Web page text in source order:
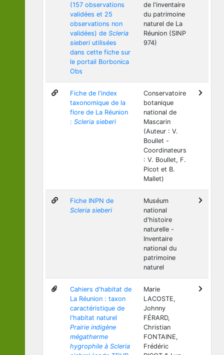
(157 observations
validées et 25
observations non
validées) de Scleria
sieberi utilisées
dans cette fiche sur
le portail Borbonica
Obs
de l'inventaire
du patrimoine
naturel de La
Réunion (SINP
974)
Fiche de l'index
taxonomique de la
flore de La Réunion
: Scleria sieberi
Conservatoire
botanique
national de
Mascarin
(Auteur : V.
Boullet -
Coordinateurs
: V. Boullet, F.
Picot et B.
Mallet)
Fiche INPN de
Scleria sieberi
Muséum
national
d'histoire
naturelle -
Inventaire
national du
patrimoine
naturel
Cahiers d'habitat de
La Réunion : taxon
caractéristique de
l'habitat naturel
Prairie indigène
mégatherme
hygrophile à Scleria
Marie
LACOSTE,
Johnny
FÉRARD,
Christian
FONTAINE,
Frédéric